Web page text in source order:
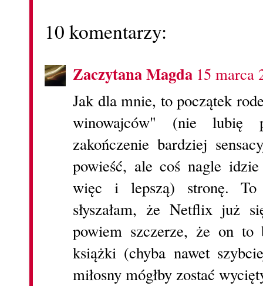
10 komentarzy:
Zaczytana Magda 15 marca
Jak dla mnie, to początek
winowajców" (nie lubię
zakończenie bardziej
powieść, ale coś nagle
więc i lepszą) stronę. To
słyszałam, że Netflix już
powiem szczerze, że on to
książki (chyba nawet
miłosny mógłby zostać